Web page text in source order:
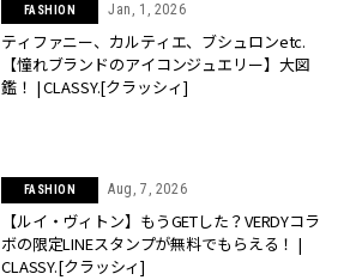
FASHION Jan, 1, 2026
ティファニー、カルティエ、ブシュロンetc.
【憧れブランドのアイコンジュエリー】大図
鑑！ | CLASSY.[クラッシィ]
FASHION Aug, 7, 2026
【ルイ・ヴィトン】もうGETした？VERDYコラ
ボの限定LINEスタンプが無料でもらえる！ |
CLASSY.[クラッシィ]